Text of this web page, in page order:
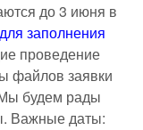
до 3 июня в
заполнения
проведение
файлов заявки
будем рады
Важные даты: